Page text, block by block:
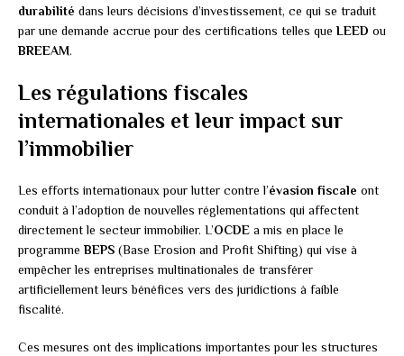
durabilité dans leurs décisions d’investissement, ce qui se traduit
par une demande accrue pour des certifications telles queLEED ou
BREEAM.
Les régulations fiscales
internationales et leur impact sur
l’immobilier
Les efforts internationaux pour lutter contre l’évasion fiscale ont
conduit à l’adoption de nouvelles réglementations qui affectent
directement le secteur immobilier. L’OCDE a mis en place le
programmeBEPS (Base Erosion and Profit Shifting) qui vise à
empêcher les entreprises multinationales de transférer
artificiellement leurs bénéfices vers des juridictions à faible
fiscalité.
Ces mesures ont des implications importantes pour les structures